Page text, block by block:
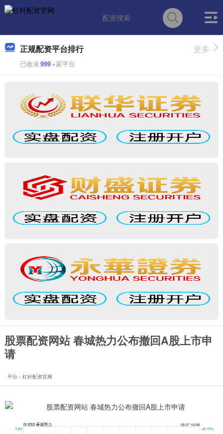
正规配资平台排行
已收录999+家平台
更多
股票配资网站 春城热力公布撤回A股上市申
请
平台：杠杆配资官网